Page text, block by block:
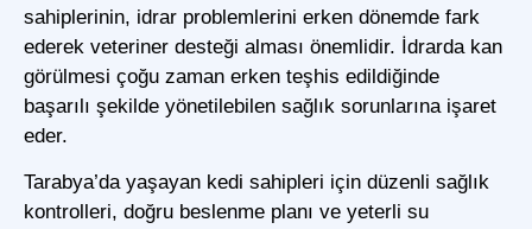
sahiplerinin, idrar problemlerini erken dönemde fark
ederek veteriner desteği alması önemlidir. İdrarda kan
görülmesi çoğu zaman erken teşhis edildiğinde
başarılı şekilde yönetilebilen sağlık sorunlarına işaret
eder.
Tarabya’da yaşayan kedi sahipleri için düzenli sağlık
kontrolleri, doğru beslenme planı ve yeterli su